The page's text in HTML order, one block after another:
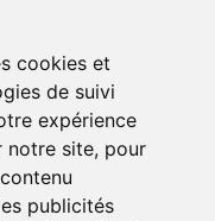
cookies et
de suivi
expérience
notre site, pour
publicités